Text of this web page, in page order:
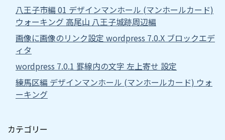
八王子市編 01 デザインマンホール (マンホールカード)
ウォーキング 高尾山 八王子城跡周辺編
画像に画像のリンク設定 wordpress 7.0.X ブロックエデ
ィタ
wordpress 7.0.1 罫線内の文字 左上寄せ 設定
練馬区編 デザインマンホール (マンホールカード) ウォ
ーキング
カテゴリー